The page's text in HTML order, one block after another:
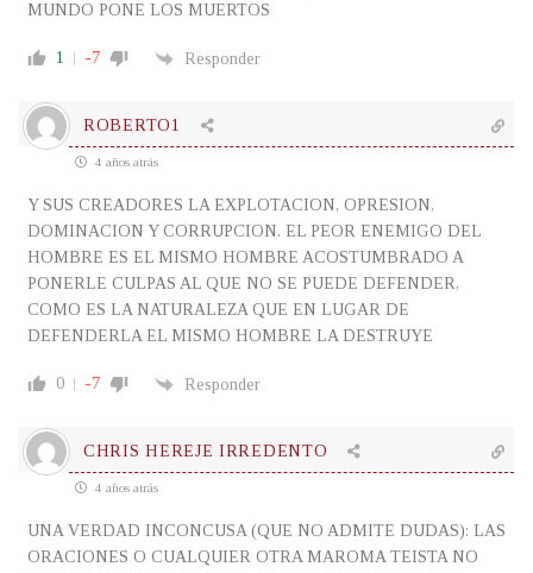
MUNDO PONE LOS MUERTOS
1 -7 Responder
ROBERTO1
4 años atrás
Y SUS CREADORES LA EXPLOTACION, OPRESION,
DOMINACION Y CORRUPCION. EL PEOR ENEMIGO DEL
HOMBRE ES EL MISMO HOMBRE ACOSTUMBRADO A
PONERLE CULPAS AL QUE NO SE PUEDE DEFENDER,
COMO ES LA NATURALEZA QUE EN LUGAR DE
DEFENDERLA EL MISMO HOMBRE LA DESTRUYE
0 -7 Responder
CHRIS HEREJE IRREDENTO
4 años atrás
UNA VERDAD INCONCUSA (QUE NO ADMITE DUDAS): LAS
ORACIONES O CUALQUIER OTRA MAROMA TEISTA NO